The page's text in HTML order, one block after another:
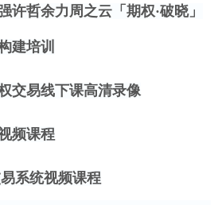
许哲余力周之云「期权·破晓」
建培训
交易线下课高清录像
频课程
系统视频课程